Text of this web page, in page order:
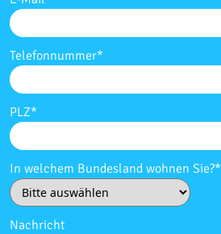
Telefonnummer*
PLZ*
In welchem Bundesland wohnen Sie?*
Nachricht